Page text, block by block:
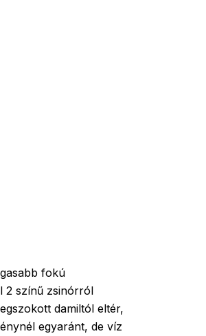
fokú
2 színű zsinórról
damiltól eltér,
egyaránt, de víz